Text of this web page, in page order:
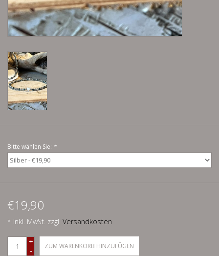
individuell gravierbarer
Schmuck
Schmuck aus goldenem Gras
Men
Ledertasche Herzform
Bitte wählen Sie: *
€19,90
* Inkl. MwSt. zzgl. Versandkosten
+
-
ZUM WARENKORB HINZUFÜGEN